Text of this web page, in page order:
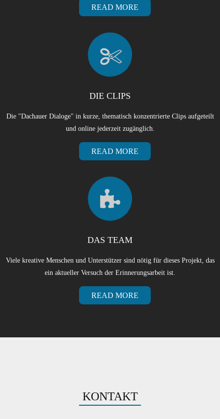
READ MORE
DIE CLIPS
Die "Dachauer Dialoge" in kurze, thematisch konzentrierte Clips aufgeteilt
und online jederzeit zugänglich.
READ MORE
DAS TEAM
Viele kreative Menschen und Unterstützer sind nötig für dieses Projekt, das
ein aktueller Versuch der Erinnerungsarbeit ist.
READ MORE
KONTAKT